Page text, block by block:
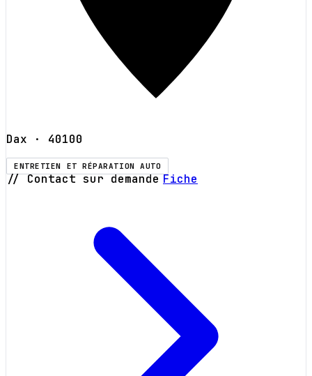
Dax · 40100
ENTRETIEN ET RÉPARATION AUTO
// Contact sur demande Fiche